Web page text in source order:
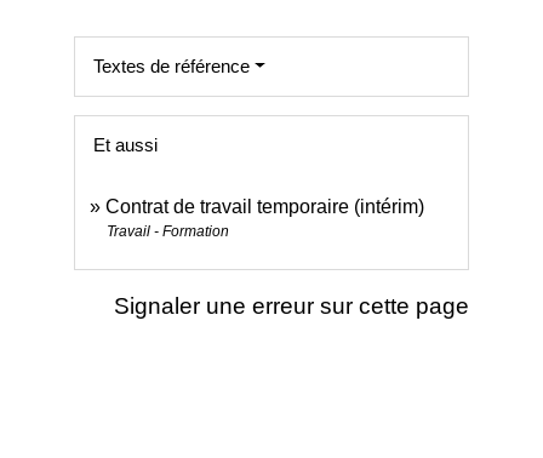
Textes de référence
Et aussi
Contrat de travail temporaire (intérim)
Travail - Formation
Signaler une erreur sur cette page